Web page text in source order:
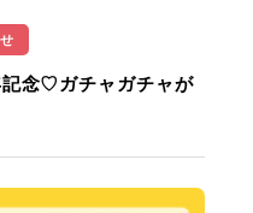
記念♡ガチャガチャが